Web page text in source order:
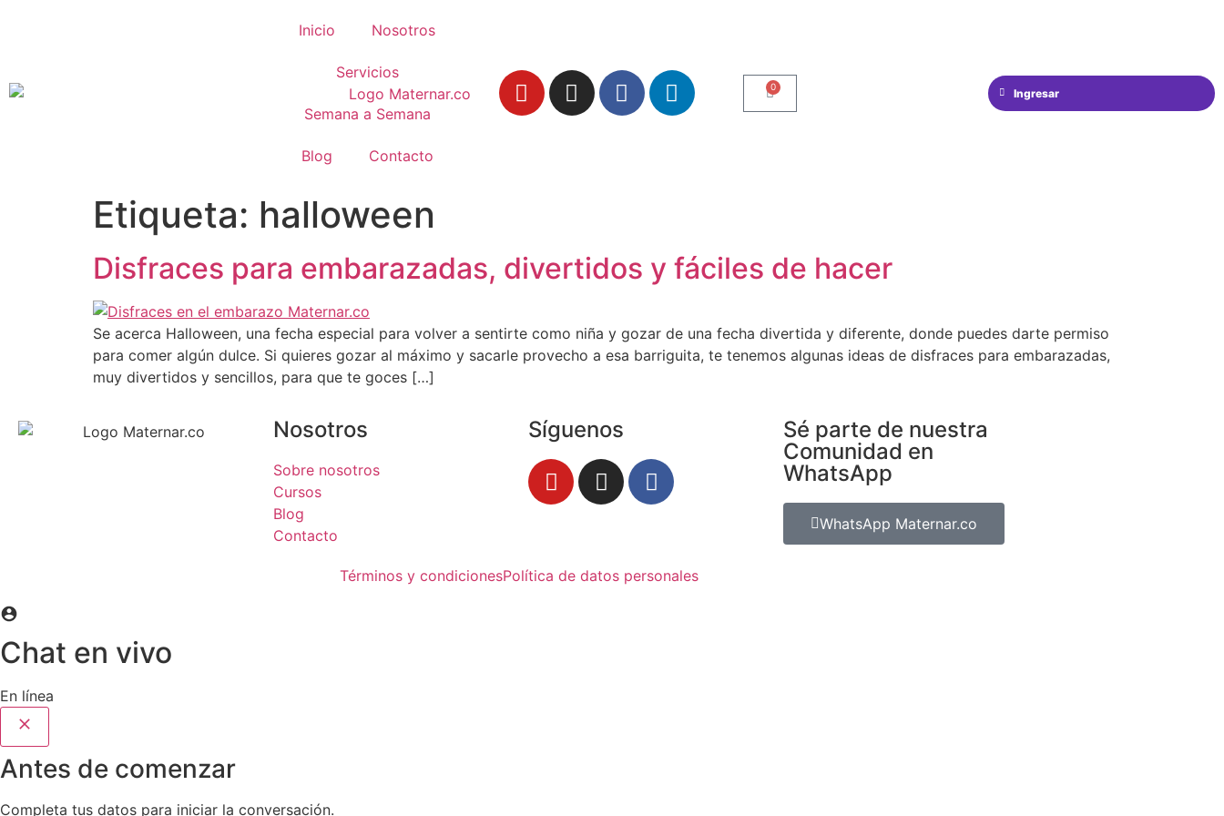
Inicio Nosotros
Servicios
Semana a Semana
Blog Contacto
0 Ingresar
Etiqueta: halloween
Disfraces para embarazadas, divertidos y fáciles de hacer
Se acerca Halloween, una fecha especial para volver a sentirte como niña y gozar de una fecha divertida y diferente, donde puedes darte permiso
para comer algún dulce. Si quieres gozar al máximo y sacarle provecho a esa barriguita, te tenemos algunas ideas de disfraces para embarazadas,
muy divertidos y sencillos, para que te goces […]
Nosotros
Sobre nosotros
Cursos
Blog
Contacto
Síguenos
Sé parte de nuestra
Comunidad en
WhatsApp
WhatsApp Maternar.co
Términos y condicionesPolítica de datos personales
Chat en vivo
En línea
Antes de comenzar
Completa tus datos para iniciar la conversación.